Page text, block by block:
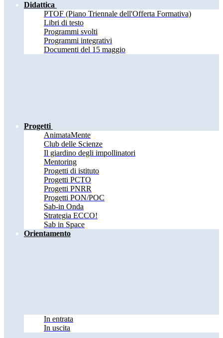
Didattica
PTOF (Piano Triennale dell'Offerta Formativa)
Libri di testo
Programmi svolti
Programmi integrativi
Documenti del 15 maggio
Progetti
AnimataMente
Club delle Scienze
Il giardino degli impollinatori
Mentoring
Progetti di istituto
Progetti PCTO
Progetti PNRR
Progetti PON/POC
Sab-in Onda
Strategia ECCO!
Sab in Space
Orientamento
In entrata
In uscita